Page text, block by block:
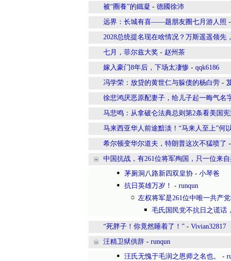
被“圈養”的鐵凝 - 德國徐沛
远界：长城有喜——题朋友圈七月游人照 -
2028总统提名现在啥情况？万斯遥遥领先
七月，菲尔兹大奖 - 赵州茶
嫁入豪门8年后，下场太凄惨 - qqk6186
冯学荣：放贷的黄世仁与躲债的杨白劳 -
徐悲鸿厌恶原配妻子，给儿子起一晦气名
马悲鸣：从拿破仑法典总则第2条看美国
马来西亚华人前途黯淡！“马来人至上”何
希尔顿变华尔道夫，特朗普这次不猛喷了 -
中国抗战，有261位将军殉国，只一位来
茅厕洞八路新四双皇协 - 小琴爸
抗日英雄万岁！ - runqun
左权将军是261位中唯一共产党
毛氏国民党不抗日之谎话
“死胖子！你竟然睡着了！” - Vivian32817
汪精卫狱供辞 - runqun
汪氏无愧于毛润之恩师之名也。 -